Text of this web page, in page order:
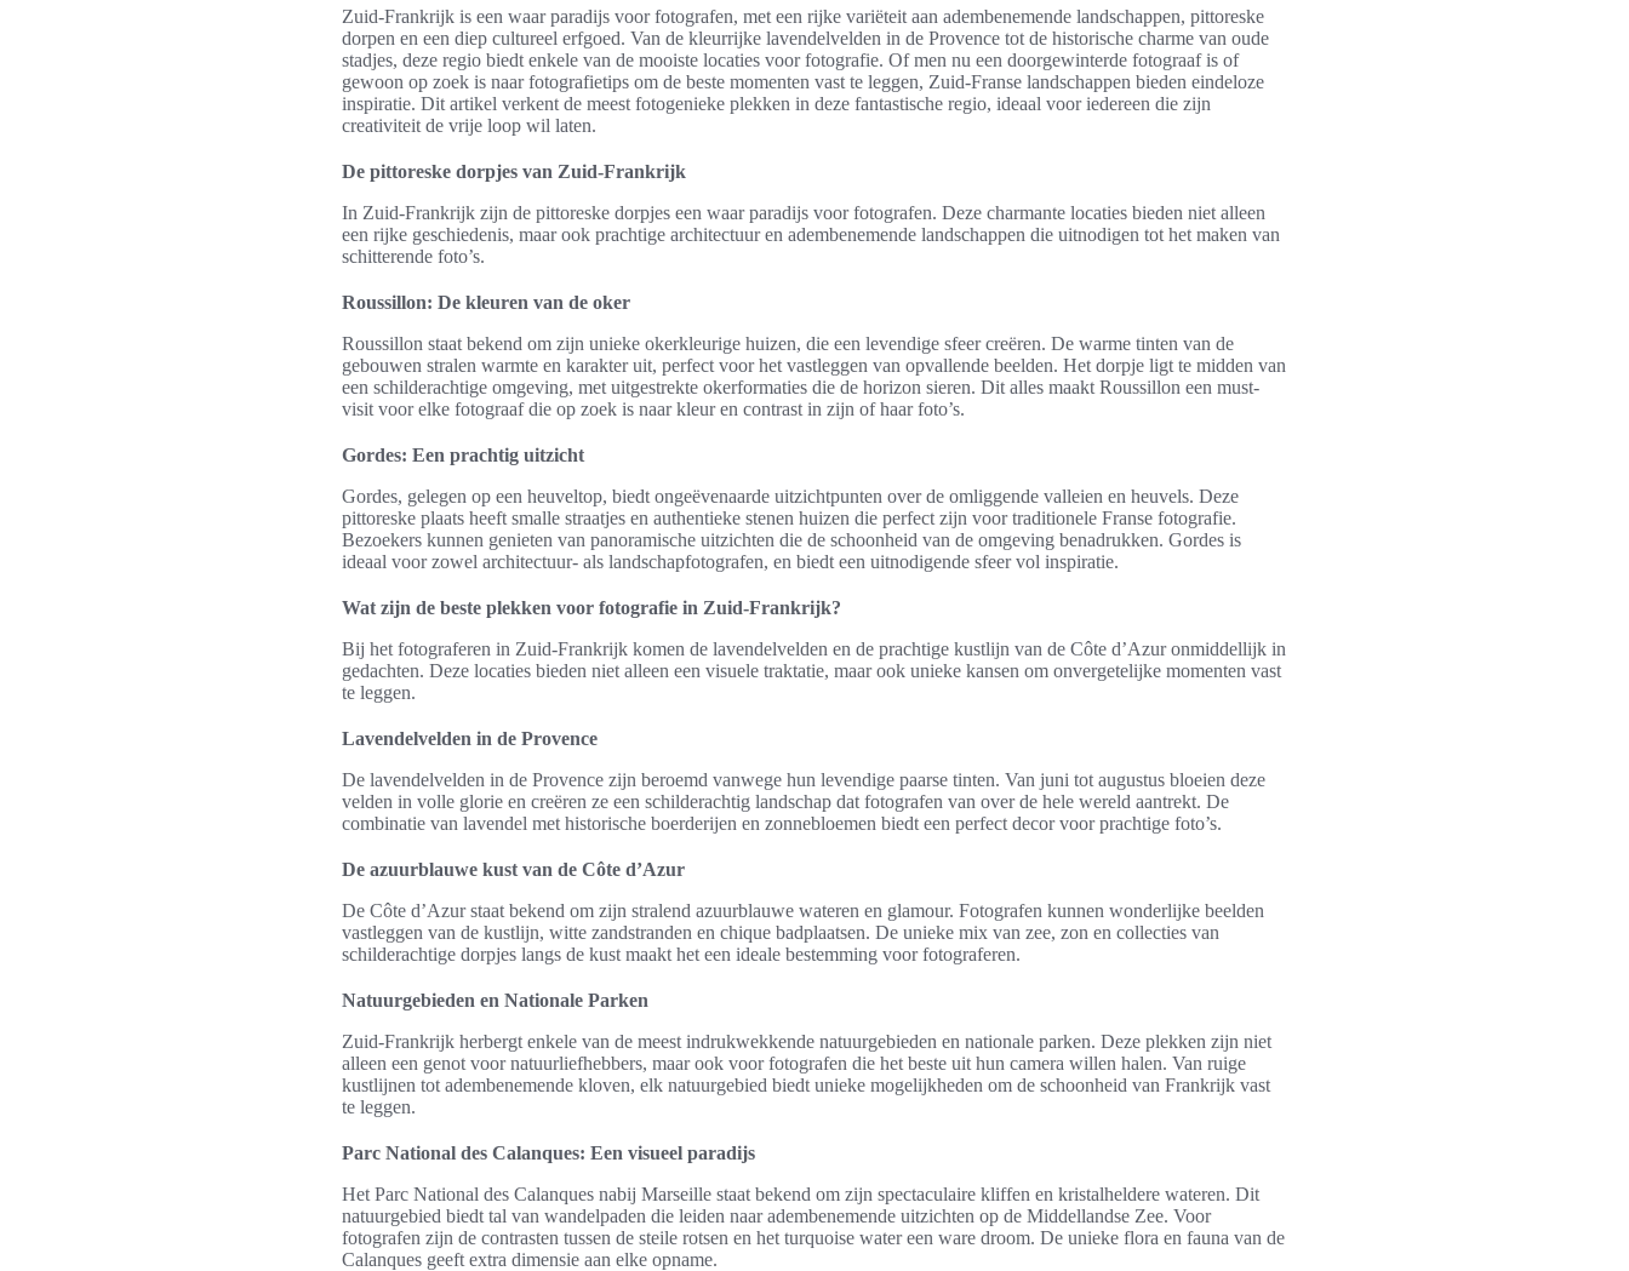
Zuid-Frankrijk is een waar paradijs voor fotografen, met een rijke variëteit aan adembenemende landschappen, pittoreske
dorpen en een diep cultureel erfgoed. Van de kleurrijke lavendelvelden in de Provence tot de historische charme van oude
stadjes, deze regio biedt enkele van de mooiste locaties voor fotografie. Of men nu een doorgewinterde fotograaf is of
gewoon op zoek is naar fotografietips om de beste momenten vast te leggen, Zuid-Franse landschappen bieden eindeloze
inspiratie. Dit artikel verkent de meest fotogenieke plekken in deze fantastische regio, ideaal voor iedereen die zijn
creativiteit de vrije loop wil laten.
De pittoreske dorpjes van Zuid-Frankrijk
In Zuid-Frankrijk zijn de pittoreske dorpjes een waar paradijs voor fotografen. Deze charmante locaties bieden niet alleen
een rijke geschiedenis, maar ook prachtige architectuur en adembenemende landschappen die uitnodigen tot het maken van
schitterende foto’s.
Roussillon: De kleuren van de oker
Roussillon staat bekend om zijn unieke okerkleurige huizen, die een levendige sfeer creëren. De warme tinten van de
gebouwen stralen warmte en karakter uit, perfect voor het vastleggen van opvallende beelden. Het dorpje ligt te midden van
een schilderachtige omgeving, met uitgestrekte okerformaties die de horizon sieren. Dit alles maakt Roussillon een must-
visit voor elke fotograaf die op zoek is naar kleur en contrast in zijn of haar foto’s.
Gordes: Een prachtig uitzicht
Gordes, gelegen op een heuveltop, biedt ongeëvenaarde uitzichtpunten over de omliggende valleien en heuvels. Deze
pittoreske plaats heeft smalle straatjes en authentieke stenen huizen die perfect zijn voor traditionele Franse fotografie.
Bezoekers kunnen genieten van panoramische uitzichten die de schoonheid van de omgeving benadrukken. Gordes is
ideaal voor zowel architectuur- als landschapfotografen, en biedt een uitnodigende sfeer vol inspiratie.
Wat zijn de beste plekken voor fotografie in Zuid-Frankrijk?
Bij het fotograferen in Zuid-Frankrijk komen de lavendelvelden en de prachtige kustlijn van de Côte d’Azur onmiddellijk in
gedachten. Deze locaties bieden niet alleen een visuele traktatie, maar ook unieke kansen om onvergetelijke momenten vast
te leggen.
Lavendelvelden in de Provence
De lavendelvelden in de Provence zijn beroemd vanwege hun levendige paarse tinten. Van juni tot augustus bloeien deze
velden in volle glorie en creëren ze een schilderachtig landschap dat fotografen van over de hele wereld aantrekt. De
combinatie van lavendel met historische boerderijen en zonnebloemen biedt een perfect decor voor prachtige foto’s.
De azuurblauwe kust van de Côte d’Azur
De Côte d’Azur staat bekend om zijn stralend azuurblauwe wateren en glamour. Fotografen kunnen wonderlijke beelden
vastleggen van de kustlijn, witte zandstranden en chique badplaatsen. De unieke mix van zee, zon en collecties van
schilderachtige dorpjes langs de kust maakt het een ideale bestemming voor fotograferen.
Natuurgebieden en Nationale Parken
Zuid-Frankrijk herbergt enkele van de meest indrukwekkende natuurgebieden en nationale parken. Deze plekken zijn niet
alleen een genot voor natuurliefhebbers, maar ook voor fotografen die het beste uit hun camera willen halen. Van ruige
kustlijnen tot adembenemende kloven, elk natuurgebied biedt unieke mogelijkheden om de schoonheid van Frankrijk vast
te leggen.
Parc National des Calanques: Een visueel paradijs
Het Parc National des Calanques nabij Marseille staat bekend om zijn spectaculaire kliffen en kristalheldere wateren. Dit
natuurgebied biedt tal van wandelpaden die leiden naar adembenemende uitzichten op de Middellandse Zee. Voor
fotografen zijn de contrasten tussen de steile rotsen en het turquoise water een ware droom. De unieke flora en fauna van de
Calanques geeft extra dimensie aan elke opname.